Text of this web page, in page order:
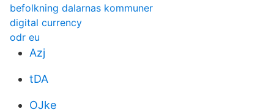
befolkning dalarnas kommuner
digital currency
odr eu
Azj
tDA
OJke